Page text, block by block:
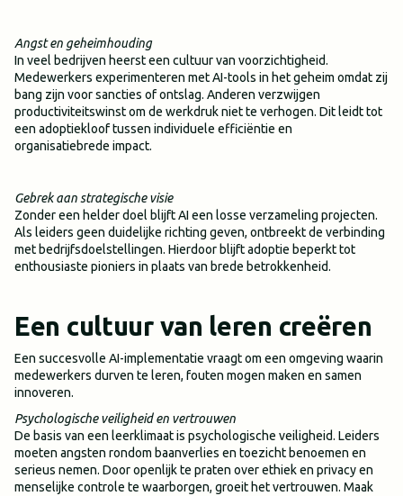
Angst en geheimhouding
In veel bedrijven heerst een cultuur van voorzichtigheid.
Medewerkers experimenteren met AI-tools in het geheim omdat zij
bang zijn voor sancties of ontslag. Anderen verzwijgen
productiviteitswinst om de werkdruk niet te verhogen. Dit leidt tot
een adoptiekloof tussen individuele efficiëntie en
organisatiebrede impact.
Gebrek aan strategische visie
Zonder een helder doel blijft AI een losse verzameling projecten.
Als leiders geen duidelijke richting geven, ontbreekt de verbinding
met bedrijfsdoelstellingen. Hierdoor blijft adoptie beperkt tot
enthousiaste pioniers in plaats van brede betrokkenheid.
Een cultuur van leren creëren
Een succesvolle AI-implementatie vraagt om een omgeving waarin
medewerkers durven te leren, fouten mogen maken en samen
innoveren.
Psychologische veiligheid en vertrouwen
De basis van een leerklimaat is psychologische veiligheid. Leiders
moeten angsten rondom baanverlies en toezicht benoemen en
serieus nemen. Door openlijk te praten over ethiek en privacy en
menselijke controle te waarborgen, groeit het vertrouwen. Maak